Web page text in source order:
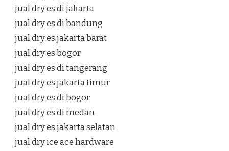
jual dry es di jakarta
jual dry es di bandung
jual dry es jakarta barat
jual dry es bogor
jual dry es di tangerang
jual dry es jakarta timur
jual dry es di bogor
jual dry es di medan
jual dry es jakarta selatan
jual dry ice ace hardware